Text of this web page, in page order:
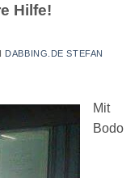
Hilfe!
DABBING.DE STEFAN
Mit
Bodo